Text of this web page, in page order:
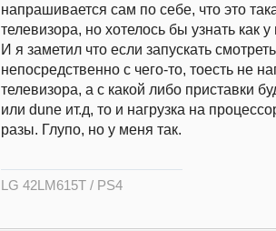
напрашивается сам по себе, что это
телевизора, но хотелось бы узнать как
И я заметил что если запускать
непосредственно с чего-то, тоесть не
телевизора, а с какой либо приставки
или dune ит.д, то и нагрузка на
разы. Глупо, но у меня так.
LG 42LM615T / PS4